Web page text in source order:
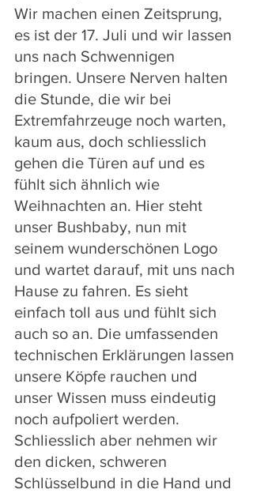
Wir machen einen Zeitsprung,
es ist der 17. Juli und wir lassen
uns nach Schwennigen
bringen. Unsere Nerven halten
die Stunde, die wir bei
Extremfahrzeuge noch warten,
kaum aus, doch schliesslich
gehen die Türen auf und es
fühlt sich ähnlich wie
Weihnachten an. Hier steht
unser Bushbaby, nun mit
seinem wunderschönen Logo
und wartet darauf, mit uns nach
Hause zu fahren. Es sieht
einfach toll aus und fühlt sich
auch so an. Die umfassenden
technischen Erklärungen lassen
unsere Köpfe rauchen und
unser Wissen muss eindeutig
noch aufpoliert werden.
Schliesslich aber nehmen wir
den dicken, schweren
Schlüsselbund in die Hand und